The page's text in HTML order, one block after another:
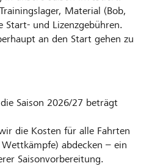
Material (Bob,
und Lizenzgebühren.
an den Start gehen zu
Saison 2026/27 beträgt
die Kosten für alle Fahrten
abdecken – ein
Saisonvorbereitung.